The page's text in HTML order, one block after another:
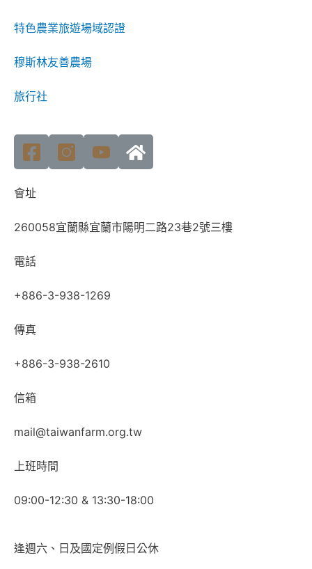
特色農業旅遊場域認證
穆斯林友善農場
旅行社
會址
260058宜蘭縣宜蘭市陽明二路23巷2號三樓
電話
+886-3-938-1269
傳真
+886-3-938-2610
信箱
mail@taiwanfarm.org.tw
上班時間
09:00-12:30 & 13:30-18:00
逢週六、日及國定例假日公休